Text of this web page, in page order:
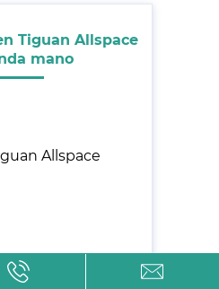
Tiguan Allspace
mano